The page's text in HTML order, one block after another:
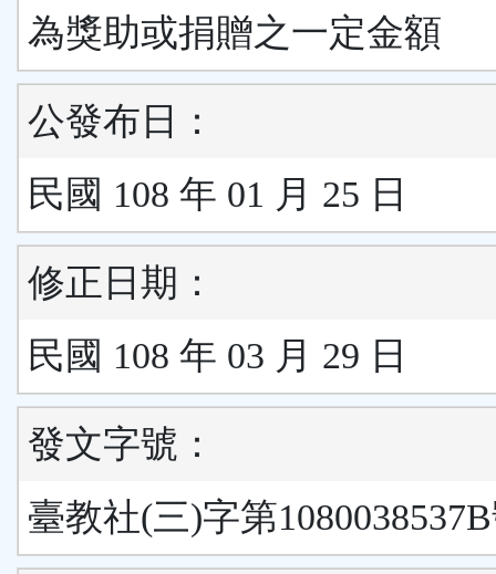
為獎助或捐贈之一定金額
公發布日：
民國 108 年 01 月 25 日
修正日期：
民國 108 年 03 月 29 日
發文字號：
臺教社(三)字第